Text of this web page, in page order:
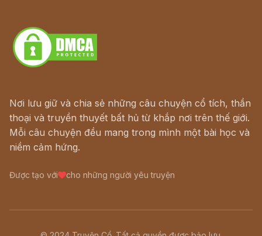
Nơi lưu giữ và chia sẻ những câu chuyện cổ tích, thần
thoại và truyền thuyết bất hủ từ khắp nơi trên thế giới.
Mỗi câu chuyện đều mang trong mình một bài học và
niềm cảm hứng.
Được tạo với cho những người yêu truyện